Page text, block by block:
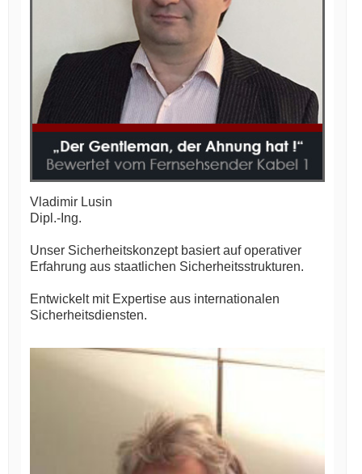
Vladimir Lusin
Dipl.-Ing.
Unser Sicherheitskonzept basiert auf operativer
Erfahrung aus staatlichen Sicherheitsstrukturen.
Entwickelt mit Expertise aus internationalen
Sicherheitsdiensten.